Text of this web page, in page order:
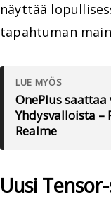
näyttää
tapahtuman
LUE MYÖS
OnePlus
Yhdysvalloista –
Realme
Uusi